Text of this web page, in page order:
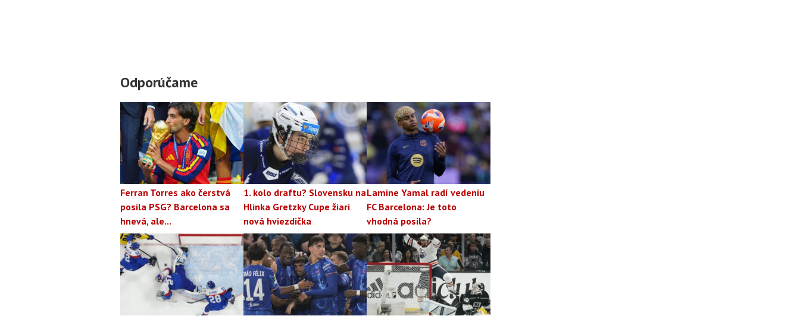
Odporúčame
Ferran Torres ako čerstvá
posila PSG? Barcelona sa
hnevá, ale...
1. kolo draftu? Slovensku na
Hlinka Gretzky Cupe žiari
nová hviezdička
Lamine Yamal radí vedeniu
FC Barcelona: Je toto
vhodná posila?